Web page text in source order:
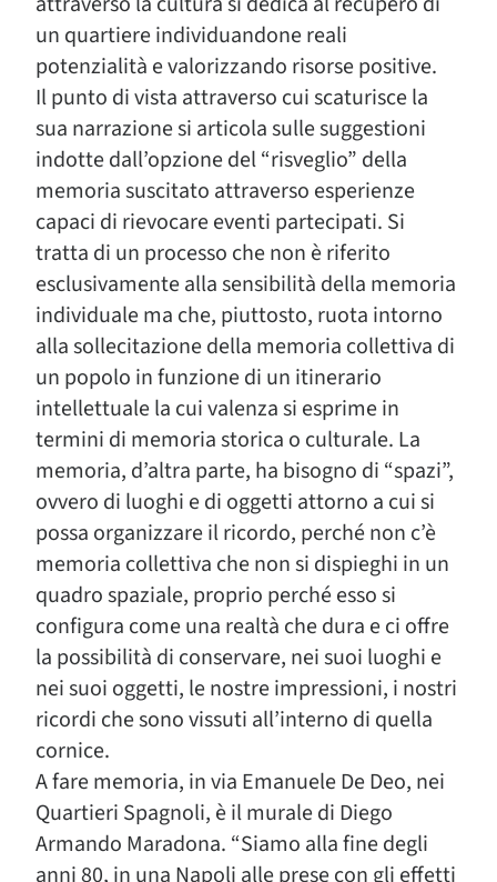
un quartiere individuandone reali
potenzialità e valorizzando risorse positive.
Il punto di vista attraverso cui scaturisce la
sua narrazione si articola sulle suggestioni
indotte dall’opzione del “risveglio” della
memoria suscitato attraverso esperienze
capaci di rievocare eventi partecipati. Si
tratta di un processo che non è riferito
esclusivamente alla sensibilità della memoria
individuale ma che, piuttosto, ruota intorno
alla sollecitazione della memoria collettiva di
un popolo in funzione di un itinerario
intellettuale la cui valenza si esprime in
termini di memoria storica o culturale. La
memoria, d’altra parte, ha bisogno di “spazi”,
ovvero di luoghi e di oggetti attorno a cui si
possa organizzare il ricordo, perché non c’è
memoria collettiva che non si dispieghi in un
quadro spaziale, proprio perché esso si
configura come una realtà che dura e ci offre
la possibilità di conservare, nei suoi luoghi e
nei suoi oggetti, le nostre impressioni, i nostri
ricordi che sono vissuti all’interno di quella
cornice.
A fare memoria, in via Emanuele De Deo, nei
Quartieri Spagnoli, è il murale di Diego
Armando Maradona. “Siamo alla fine degli
anni 80, in una Napoli alle prese con gli effetti